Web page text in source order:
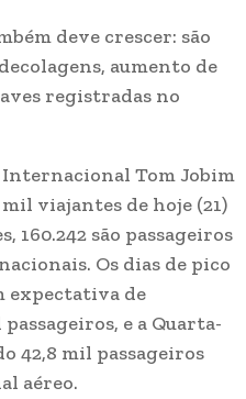
deve crescer: são
aumento de
registradas no
Tom Jobim
viajantes de hoje (21)
160.242 são passageiros
Os dias de pico
expectativa de
e a Quarta-
42,8 mil passageiros
aéreo.